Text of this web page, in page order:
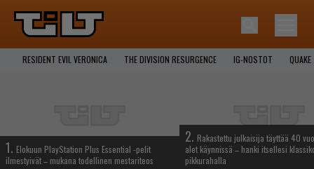
RESIDENT EVIL VERONICA THE DIVISION RESURGENCE IG-NOSTOT QUAKE
1. Elokuun PlayStation Plus Essential -pelit
ilmestyivät – mukana todellinen mestariteos
2. Rakastettu julkaisija täyttää 40
alet käynnissä – hanki itsellesi
pikkurahalla